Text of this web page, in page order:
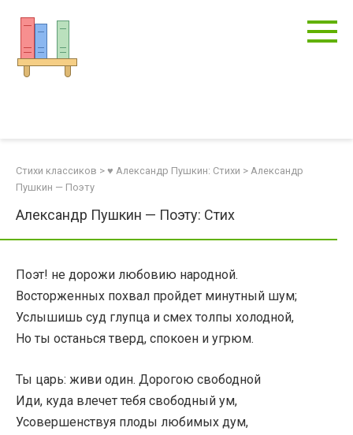
контенту
Стихи классиков > ♥ Александр Пушкин: Стихи > Александр
Пушкин — Поэту
Александр Пушкин — Поэту: Стих
Поэт! не дорожи любовию народной.
Восторженных похвал пройдет минутный шум;
Услышишь суд глупца и смех толпы холодной,
Но ты останься тверд, спокоен и угрюм.
Ты царь: живи один. Дорогою свободной
Иди, куда влечет тебя свободный ум,
Усовершенствуя плоды любимых дум,